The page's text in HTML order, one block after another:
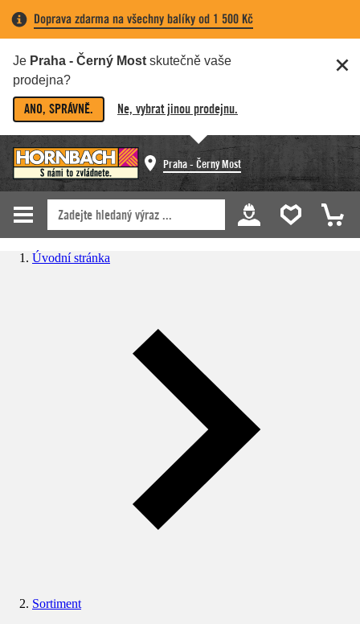
Doprava zdarma na všechny balíky od 1 500 Kč
Je Praha - Černý Most skutečně vaše
prodejna?
ANO, SPRÁVNĚ. Ne, vybrat jinou prodejnu.
Praha - Černý Most
Úvodní stránka
Sortiment